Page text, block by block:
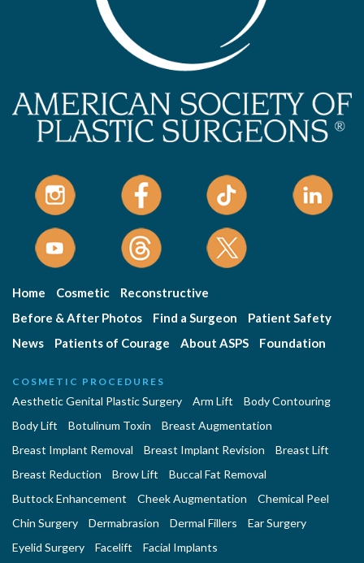
Home Cosmetic
Reconstructive
Before & After Photos
Find a Surgeon
Patient Safety
News
Patients of Courage About ASPS Foundation
COSMETIC PROCEDURES
Aesthetic Genital Plastic Surgery Arm Lift
Body Contouring
Body Lift
Botulinum Toxin
Breast Augmentation
Breast Implant Removal
Breast Implant Revision
Breast Lift
Breast Reduction
Brow Lift
Buccal Fat Removal
Buttock Enhancement
Cheek Augmentation
Chemical Peel
Chin Surgery
Dermabrasion Dermal Fillers
Ear Surgery
Eyelid Surgery
Facelift
Facial Implants